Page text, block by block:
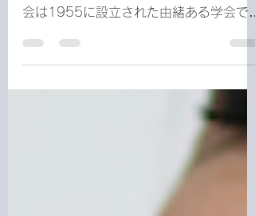
知ですか？
会は1955に設立された由緒ある学会で，
今年は渋谷にて執り行われます。 基調講
演といたしましては 「Commercialization